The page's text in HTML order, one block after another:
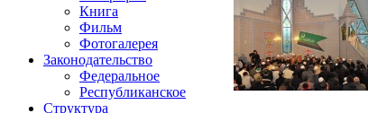
Книга
Фильм
Фотогалерея
Законодательство
Федеральное
Республиканское
Структура